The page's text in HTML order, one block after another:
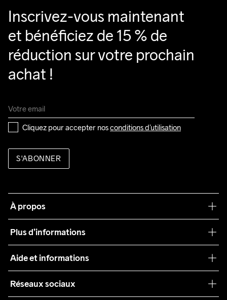
Inscrivez-vous maintenant
et bénéficiez de 15 % de
réduction sur votre prochain
achat !
Cliquez pour accepter nos conditions d’utilisation
S'ABONNER
À propos
Plus d’informations
Teamwear
Durabilité
Aide et informations
Conditions générales
Réseaux sociaux